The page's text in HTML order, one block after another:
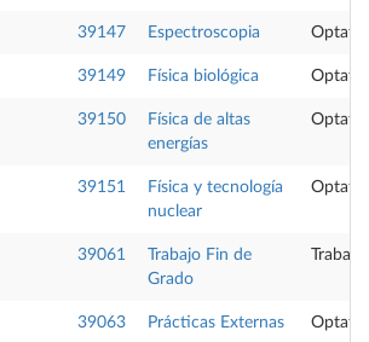
39147 Espectroscopia
39149 Física biológica
39150
Física de altas
energías
39151
Física y tecnología
nuclear
39061
Trabajo Fin de
Grado
39063 Prácticas Externas